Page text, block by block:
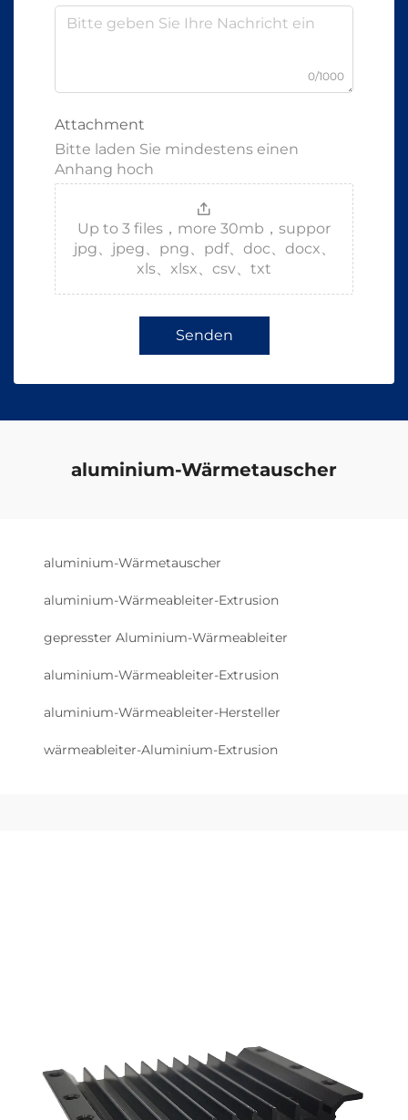
0/1000
Attachment
Bitte laden Sie mindestens einen
Anhang hoch
Up to 3 files，more 30mb，suppor
jpg、jpeg、png、pdf、doc、docx、
xls、xlsx、csv、txt
Senden
aluminium-Wärmetauscher
aluminium-Wärmetauscher
aluminium-Wärmeableiter-Extrusion
gepresster Aluminium-Wärmeableiter
aluminium-Wärmeableiter-Extrusion
aluminium-Wärmeableiter-Hersteller
wärmeableiter-Aluminium-Extrusion